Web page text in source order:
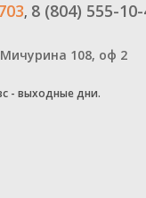
, 8 (804) 555-
Мичурина 108, оф 2
- выходные дни.